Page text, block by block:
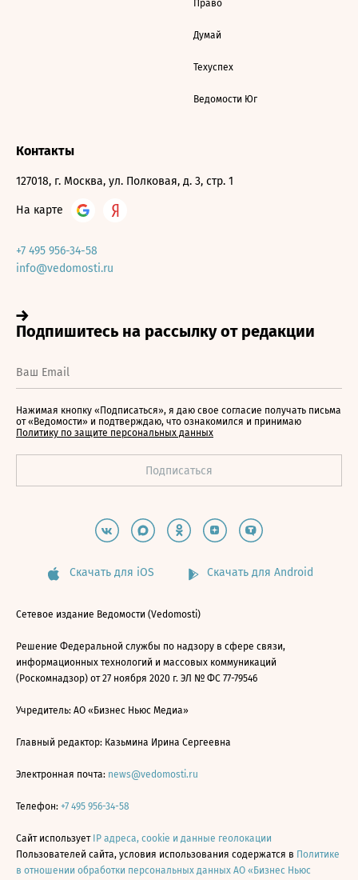
Право
Думай
Техуспех
Ведомости Юг
Контакты
127018, г. Москва, ул. Полковая, д. 3, стр. 1
На карте
+7 495 956-34-58
info@vedomosti.ru
Нажимая кнопку «Подписаться», я даю свое согласие получать письма
от «Ведомости» и подтверждаю, что ознакомился и принимаю
Политику по защите персональных данных
Скачать для iOS Скачать для Android
Сетевое издание Ведомости (Vedomosti)
Решение Федеральной службы по надзору в сфере связи,
информационных технологий и массовых коммуникаций
(Роскомнадзор) от 27 ноября 2020 г. ЭЛ № ФС 77-79546
Учредитель: АО «Бизнес Ньюс Медиа»
Главный редактор: Казьмина Ирина Сергеевна
Электронная почта: news@vedomosti.ru
Телефон: +7 495 956-34-58
Сайт использует IP адреса, cookie и данные геолокации
Пользователей сайта, условия использования содержатся в Политике
в отношении обработки персональных данных АО «Бизнес Ньюс